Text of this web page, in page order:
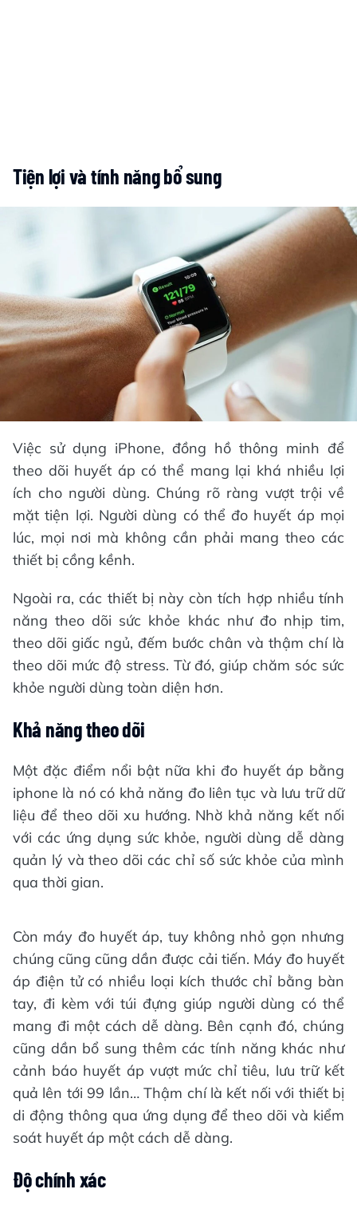
Tiện lợi và tính năng bổ sung
Việc sử dụng iPhone, đồng hồ thông minh để
theo dõi huyết áp có thể mang lại khá nhiều lợi
ích cho người dùng. Chúng rõ ràng vượt trội về
mặt tiện lợi. Người dùng có thể đo huyết áp mọi
lúc, mọi nơi mà không cần phải mang theo các
thiết bị cồng kềnh.
Ngoài ra, các thiết bị này còn tích hợp nhiều tính
năng theo dõi sức khỏe khác như đo nhịp tim,
theo dõi giấc ngủ, đếm bước chân và thậm chí là
theo dõi mức độ stress. Từ đó, giúp chăm sóc sức
khỏe người dùng toàn diện hơn.
Khả năng theo dõi
Một đặc điểm nổi bật nữa khi đo huyết áp bằng
iphone là nó có khả năng đo liên tục và lưu trữ dữ
liệu để theo dõi xu hướng. Nhờ khả năng kết nối
với các ứng dụng sức khỏe, người dùng dễ dàng
quản lý và theo dõi các chỉ số sức khỏe của mình
qua thời gian.
Còn máy đo huyết áp, tuy không nhỏ gọn nhưng
chúng cũng cũng dần được cải tiến. Máy đo huyết
áp điện tử có nhiều loại kích thước chỉ bằng bàn
tay, đi kèm với túi đựng giúp người dùng có thể
mang đi một cách dễ dàng. Bên cạnh đó, chúng
cũng dần bổ sung thêm các tính năng khác như
cảnh báo huyết áp vượt mức chỉ tiêu, lưu trữ kết
quả lên tới 99 lần… Thậm chí là kết nối với thiết bị
di động thông qua ứng dụng để theo dõi và kiểm
soát huyết áp một cách dễ dàng.
Độ chính xác